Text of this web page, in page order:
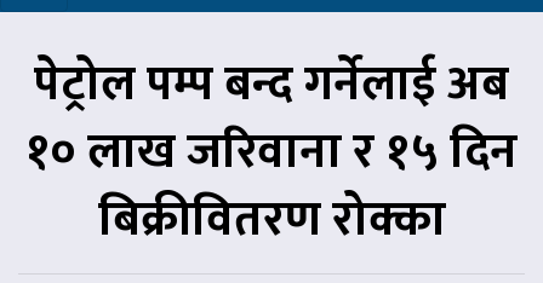
पेट्रोल पम्प बन्द गर्नेलाई अब
१० लाख जरिवाना र १५ दिन
बिक्रीवितरण रोक्का